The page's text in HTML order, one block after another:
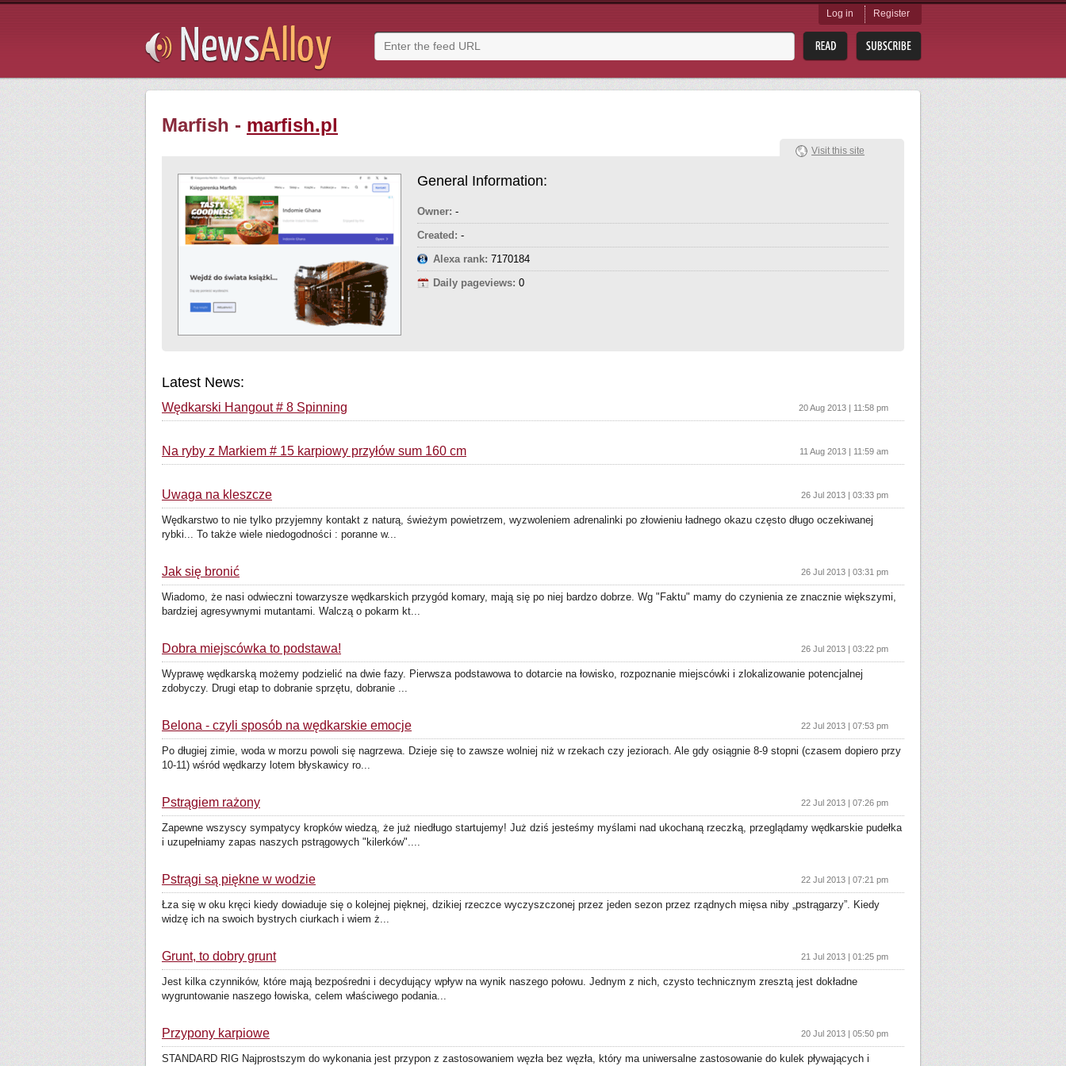
Log in Register
Marfish - marfish.pl
General Information:
Owner: -
Created: -
Alexa rank: 7170184
Daily pageviews: 0
Visit this site
Latest News:
Wędkarski Hangout # 8 Spinning 20 Aug 2013 | 11:58 pm
Na ryby z Markiem # 15 karpiowy przyłów sum 160 cm 11 Aug 2013 | 11:59 am
Uwaga na kleszcze 26 Jul 2013 | 03:33 pm
Wędkarstwo to nie tylko przyjemny kontakt z naturą, świeżym powietrzem, wyzwoleniem adrenalinki po złowieniu ładnego okazu często długo oczekiwanej
rybki... To także wiele niedogodności : poranne w...
Jak się bronić 26 Jul 2013 | 03:31 pm
Wiadomo, że nasi odwieczni towarzysze wędkarskich przygód komary, mają się po niej bardzo dobrze. Wg "Faktu" mamy do czynienia ze znacznie większymi,
bardziej agresywnymi mutantami. Walczą o pokarm kt...
Dobra miejscówka to podstawa! 26 Jul 2013 | 03:22 pm
Wyprawę wędkarską możemy podzielić na dwie fazy. Pierwsza podstawowa to dotarcie na łowisko, rozpoznanie miejscówki i zlokalizowanie potencjalnej
zdobyczy. Drugi etap to dobranie sprzętu, dobranie ...
Belona - czyli sposób na wędkarskie emocje 22 Jul 2013 | 07:53 pm
Po długiej zimie, woda w morzu powoli się nagrzewa. Dzieje się to zawsze wolniej niż w rzekach czy jeziorach. Ale gdy osiągnie 8-9 stopni (czasem dopiero przy
10-11) wśród wędkarzy lotem błyskawicy ro...
Pstrągiem rażony 22 Jul 2013 | 07:26 pm
Zapewne wszyscy sympatycy kropków wiedzą, że już niedługo startujemy! Już dziś jesteśmy myślami nad ukochaną rzeczką, przeglądamy wędkarskie pudełka
i uzupełniamy zapas naszych pstrągowych "kilerków"....
Pstrągi są piękne w wodzie 22 Jul 2013 | 07:21 pm
Łza się w oku kręci kiedy dowiaduje się o kolejnej pięknej, dzikiej rzeczce wyczyszczonej przez jeden sezon przez rządnych mięsa niby „pstrągarzy”. Kiedy
widzę ich na swoich bystrych ciurkach i wiem ż...
Grunt, to dobry grunt 21 Jul 2013 | 01:25 pm
Jest kilka czynników, które mają bezpośredni i decydujący wpływ na wynik naszego połowu. Jednym z nich, czysto technicznym zresztą jest dokładne
wygruntowanie naszego łowiska, celem właściwego podania...
Przypony karpiowe 20 Jul 2013 | 05:50 pm
STANDARD RIG Najprostszym do wykonania jest przypon z zastosowaniem węzła bez węzła, który ma uniwersalne zastosowanie do kulek pływających i